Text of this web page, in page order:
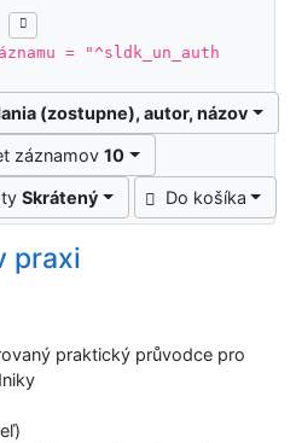
= "^sldk_un_auth
(zostupne), autor, názov
záznamov10
Skrátený Do košíka
praxi
praktický průvodce pro